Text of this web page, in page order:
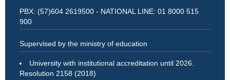
PBX: (57)604 2619500 - NATIONAL LINE: 01 8000 515
900
Supervised by the ministry of education
University with institutional accreditation until 2026.
Resolution 2158 (2018)